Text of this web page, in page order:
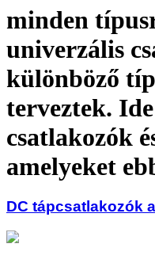
minden
univerzális
különböző
terveztek.
csatlakozók
amelyeket
DC tápcsatlakozók